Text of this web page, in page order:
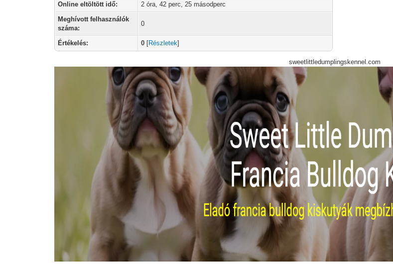
Online eltöltött idő:
2 óra, 42 perc, 25 másodperc
Meghívott felhasználók
száma:
0
Értékelés: 0 [Részletek]
sweetlittledumplingskennel.com